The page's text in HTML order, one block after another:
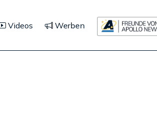
Videos Werben